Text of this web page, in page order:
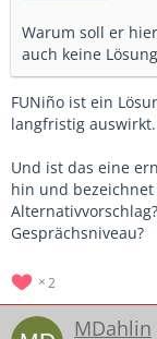
Warum soll er
auch keine
FUNiño ist ein
langfristig auswirkt.
Und ist das eine
hin und
Gesprächsniveau?
2
MDahlin